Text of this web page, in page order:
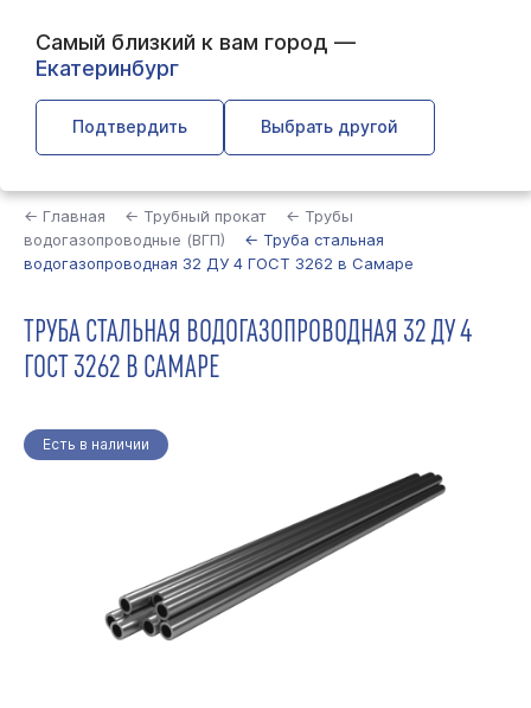
Самый близкий к вам город —
Екатеринбург
Подтвердить Выбрать другой
← Главная ← Трубный прокат
← Трубы
водогазопроводные (ВГП)
← Труба стальная
водогазопроводная 32 ДУ 4 ГОСТ 3262 в Самаре
ТРУБА СТАЛЬНАЯ ВОДОГАЗОПРОВОДНАЯ 32 ДУ 4
ГОСТ 3262 В САМАРЕ
Есть в наличии